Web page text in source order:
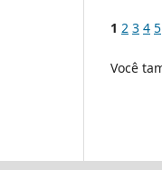
1 2 3 4 5
Você